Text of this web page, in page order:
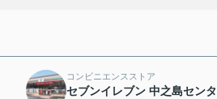
コンビニエンスストア
セブンイレブン 中之島セン